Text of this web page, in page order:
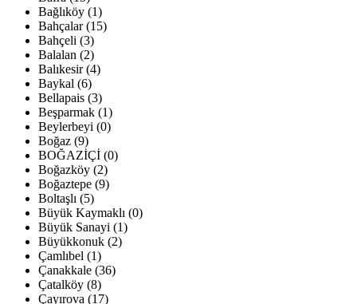
Bağlıköy (1)
Bahçalar (15)
Bahçeli (3)
Balalan (2)
Balıkesir (4)
Baykal (6)
Bellapais (3)
Beşparmak (1)
Beylerbeyi (0)
Boğaz (9)
BOĞAZİÇİ (0)
Boğazköy (2)
Boğaztepe (9)
Boltaşlı (5)
Büyük Kaymaklı (0)
Büyük Sanayi (1)
Büyükkonuk (2)
Çamlıbel (1)
Çanakkale (36)
Çatalköy (8)
Çayırova (17)